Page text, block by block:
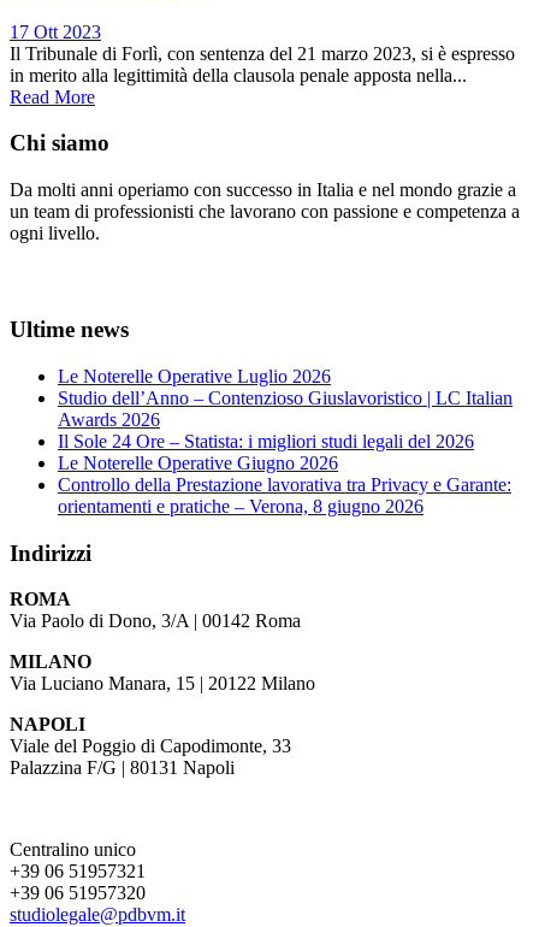
17 Ott 2023
Il Tribunale di Forlì, con sentenza del 21 marzo 2023, si è espresso
in merito alla legittimità della clausola penale apposta nella...
Read More
Chi siamo
Da molti anni operiamo con successo in Italia e nel mondo grazie a
un team di professionisti che lavorano con passione e competenza a
ogni livello.
Ultime news
Le Noterelle Operative Luglio 2026
Studio dell’Anno – Contenzioso Giuslavoristico | LC Italian
Awards 2026
Il Sole 24 Ore – Statista: i migliori studi legali del 2026
Le Noterelle Operative Giugno 2026
Controllo della Prestazione lavorativa tra Privacy e Garante:
orientamenti e pratiche – Verona, 8 giugno 2026
Indirizzi
ROMA
Via Paolo di Dono, 3/A | 00142 Roma
MILANO
Via Luciano Manara, 15 | 20122 Milano
NAPOLI
Viale del Poggio di Capodimonte, 33
Palazzina F/G | 80131 Napoli
Centralino unico
+39 06 51957321
+39 06 51957320
studiolegale@pdbvm.it